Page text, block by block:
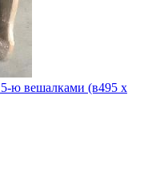
ю вешалками (в495 х